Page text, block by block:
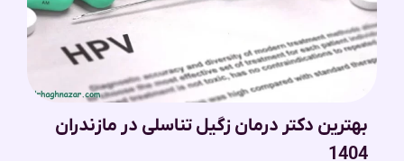
بهترین دکتر درمان زگیل تناسلی در مازندران
1404